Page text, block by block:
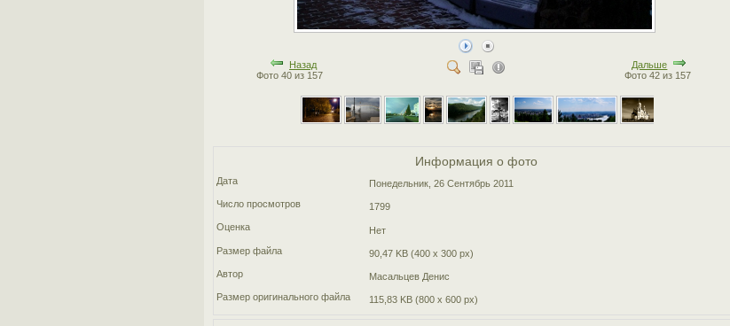
Назад
Фото 40 из 157
Дальше
Фото 42 из 157
Информация о фото
Дата
Понедельник, 26 Сентябрь 2011
Число просмотров
1799
Оценка
Нет
Размер файла
90,47 KB (400 x 300 px)
Автор
Масальцев Денис
Размер оригинального файла
115,83 KB (800 x 600 px)